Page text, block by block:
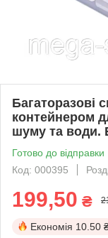
Багаторазові
контейнером
шуму та води.
Готово до відправки
Код: 000395
199,50 ₴
Економія 10.50